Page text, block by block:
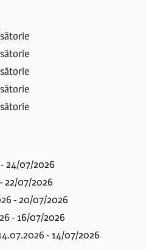
-24/07/2026
-22/07/2026
-20/07/2026
- 16/07/2026
- 14/07/2026